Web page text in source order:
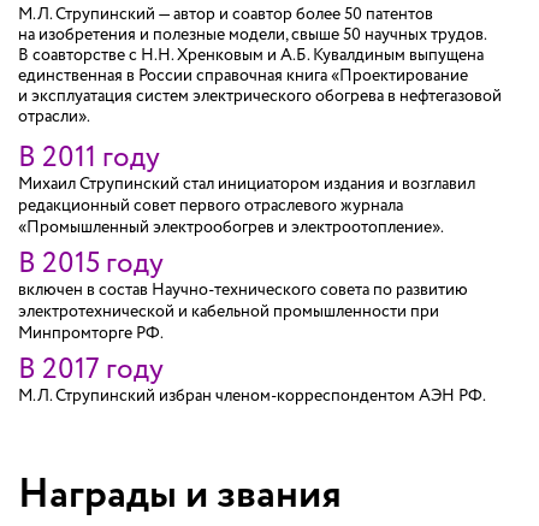
М.Л. Струпинский — автор и соавтор более 50 патентов
на изобретения и полезные модели, свыше 50 научных трудов.
В соавторстве с Н.Н. Хренковым и А.Б. Кувалдиным выпущена
единственная в России справочная книга «Проектирование
и эксплуатация систем электрического обогрева в нефтегазовой
отрасли».
В 2011 году
Михаил Струпинский стал инициатором издания и возглавил
редакционный совет первого отраслевого журнала
«Промышленный электрообогрев и электроотопление».
В 2015 году
включен в состав Научно-технического совета по развитию
электротехнической и кабельной промышленности при
Минпромторге РФ.
В 2017 году
М.Л. Струпинский избран членом-корреспондентом АЭН РФ.
Награды и звания